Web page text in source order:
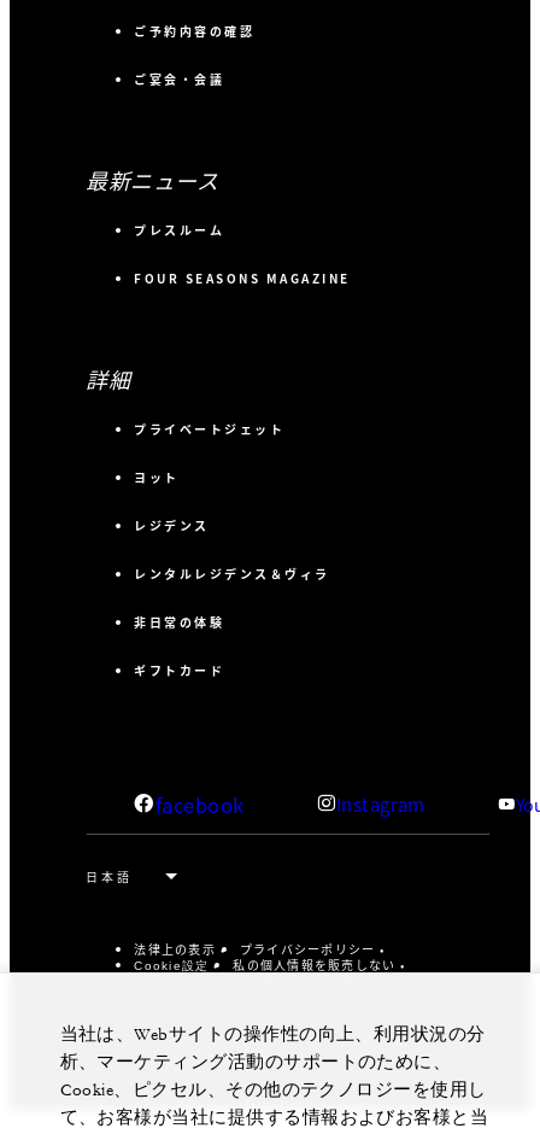
ご予約内容の確認
ご宴会・会議
最新ニュース
プレスルーム
FOUR SEASONS MAGAZINE
詳細
プライベートジェット
ヨット
レジデンス
レンタルレジデンス＆ヴィラ
非日常の体験
ギフトカード
facebook Instagram
法律上の表示 プライバシーポリシー
Cookie設定
私の個人情報を販売しない
Reserved.
当社は、Webサイトの操作性の向上、利用状況の分
析、マーケティング活動のサポートのために、
Cookie、ピクセル、その他のテクノロジーを使用し
て、お客様が当社に提供する情報およびお客様と当